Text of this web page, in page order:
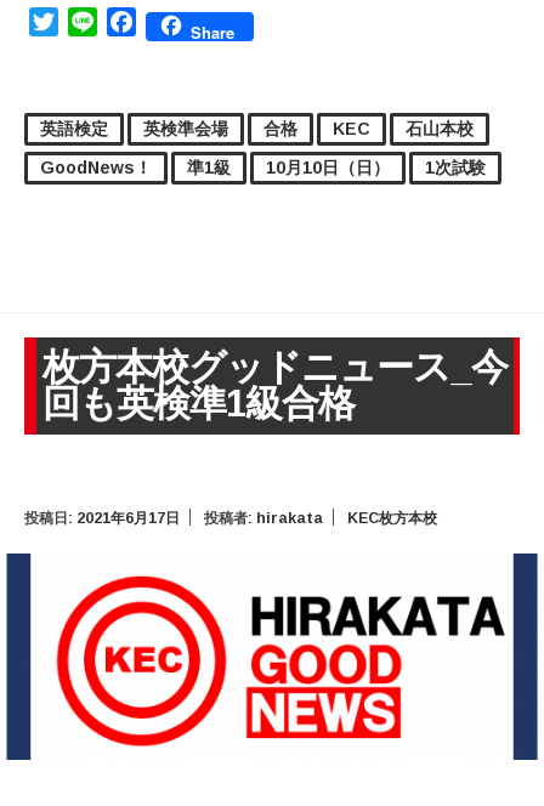
TwitterLine FacebookShare
英語検定 英検準会場 合格 KEC
石山本校
GoodNews！
準1級 10月10日（日） 1次試験
枚方本校グッドニュース_今
回も英検準1級合格
投稿日: 2021年6月17日 投稿者: hirakata KEC枚方本校